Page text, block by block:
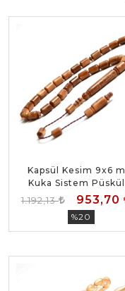
Kapsül Kesim 9x6
Kuka Sistem
Tesbih
1.192,13 953,70
%20